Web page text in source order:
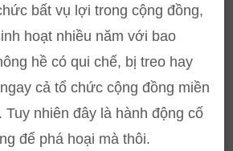
bất vụ lợi trong cộng đồng,
hoạt nhiều năm với bao
hề có qui chế, bị treo hay
cả tổ chức cộng đồng miền
Tuy nhiên đây là hành động cố
để phá hoại mà thôi.